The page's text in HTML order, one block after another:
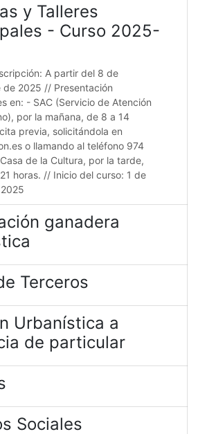
y Talleres
- Curso 2025-
A partir del 8 de
de 2025 // Presentación
en: - SAC (Servicio de Atención
por la mañana, de 8 a 14
previa, solicitándola en
o llamando al teléfono 974
de la Cultura, por la tarde,
horas. // Inicio del curso: 1 de
ganadera
Terceros
Urbanística a
de particular
Sociales